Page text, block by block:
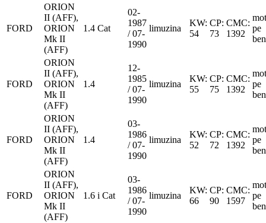
FORD
ORION
II (AFF),
ORION
Mk II
(AFF)
1.4 Cat
02-
1987
/ 07-
1990
limuzina
KW:
54
CP:
73
CMC:
1392
pe
FORD
ORION
II (AFF),
ORION
Mk II
(AFF)
1.4
12-
1985
/ 07-
1990
limuzina
KW:
55
CP:
75
CMC:
1392
pe
FORD
ORION
II (AFF),
ORION
Mk II
(AFF)
1.4
03-
1986
/ 07-
1990
limuzina
KW:
52
CP:
72
CMC:
1392
pe
FORD
ORION
II (AFF),
ORION
Mk II
(AFF)
1.6 i Cat
03-
1986
/ 07-
1990
limuzina
KW:
66
CP:
90
CMC:
1597
pe